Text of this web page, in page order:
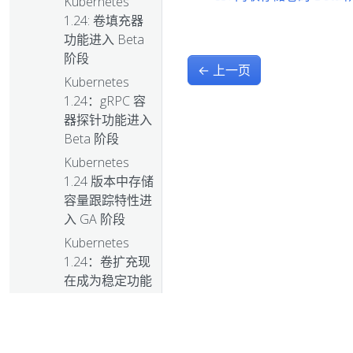
1.24: 卷填充器
功能进入 Beta
阶段
Kubernetes
1.24：gRPC 容
器探针功能进入
Beta 阶段
Kubernetes
1.24 版本中存储
容量跟踪特性进
入 GA 阶段
Kubernetes
1.24：卷扩充现
在成为稳定功能
← 上一页